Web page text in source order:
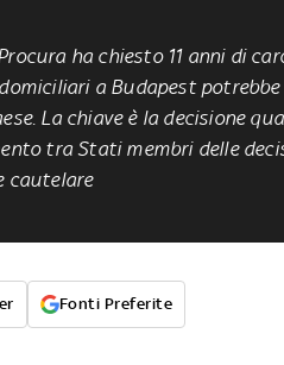
ha chiesto 11 anni di
a Budapest potrebbe
La chiave è la decisione
tra Stati membri delle
cautelare
Fonti Preferite